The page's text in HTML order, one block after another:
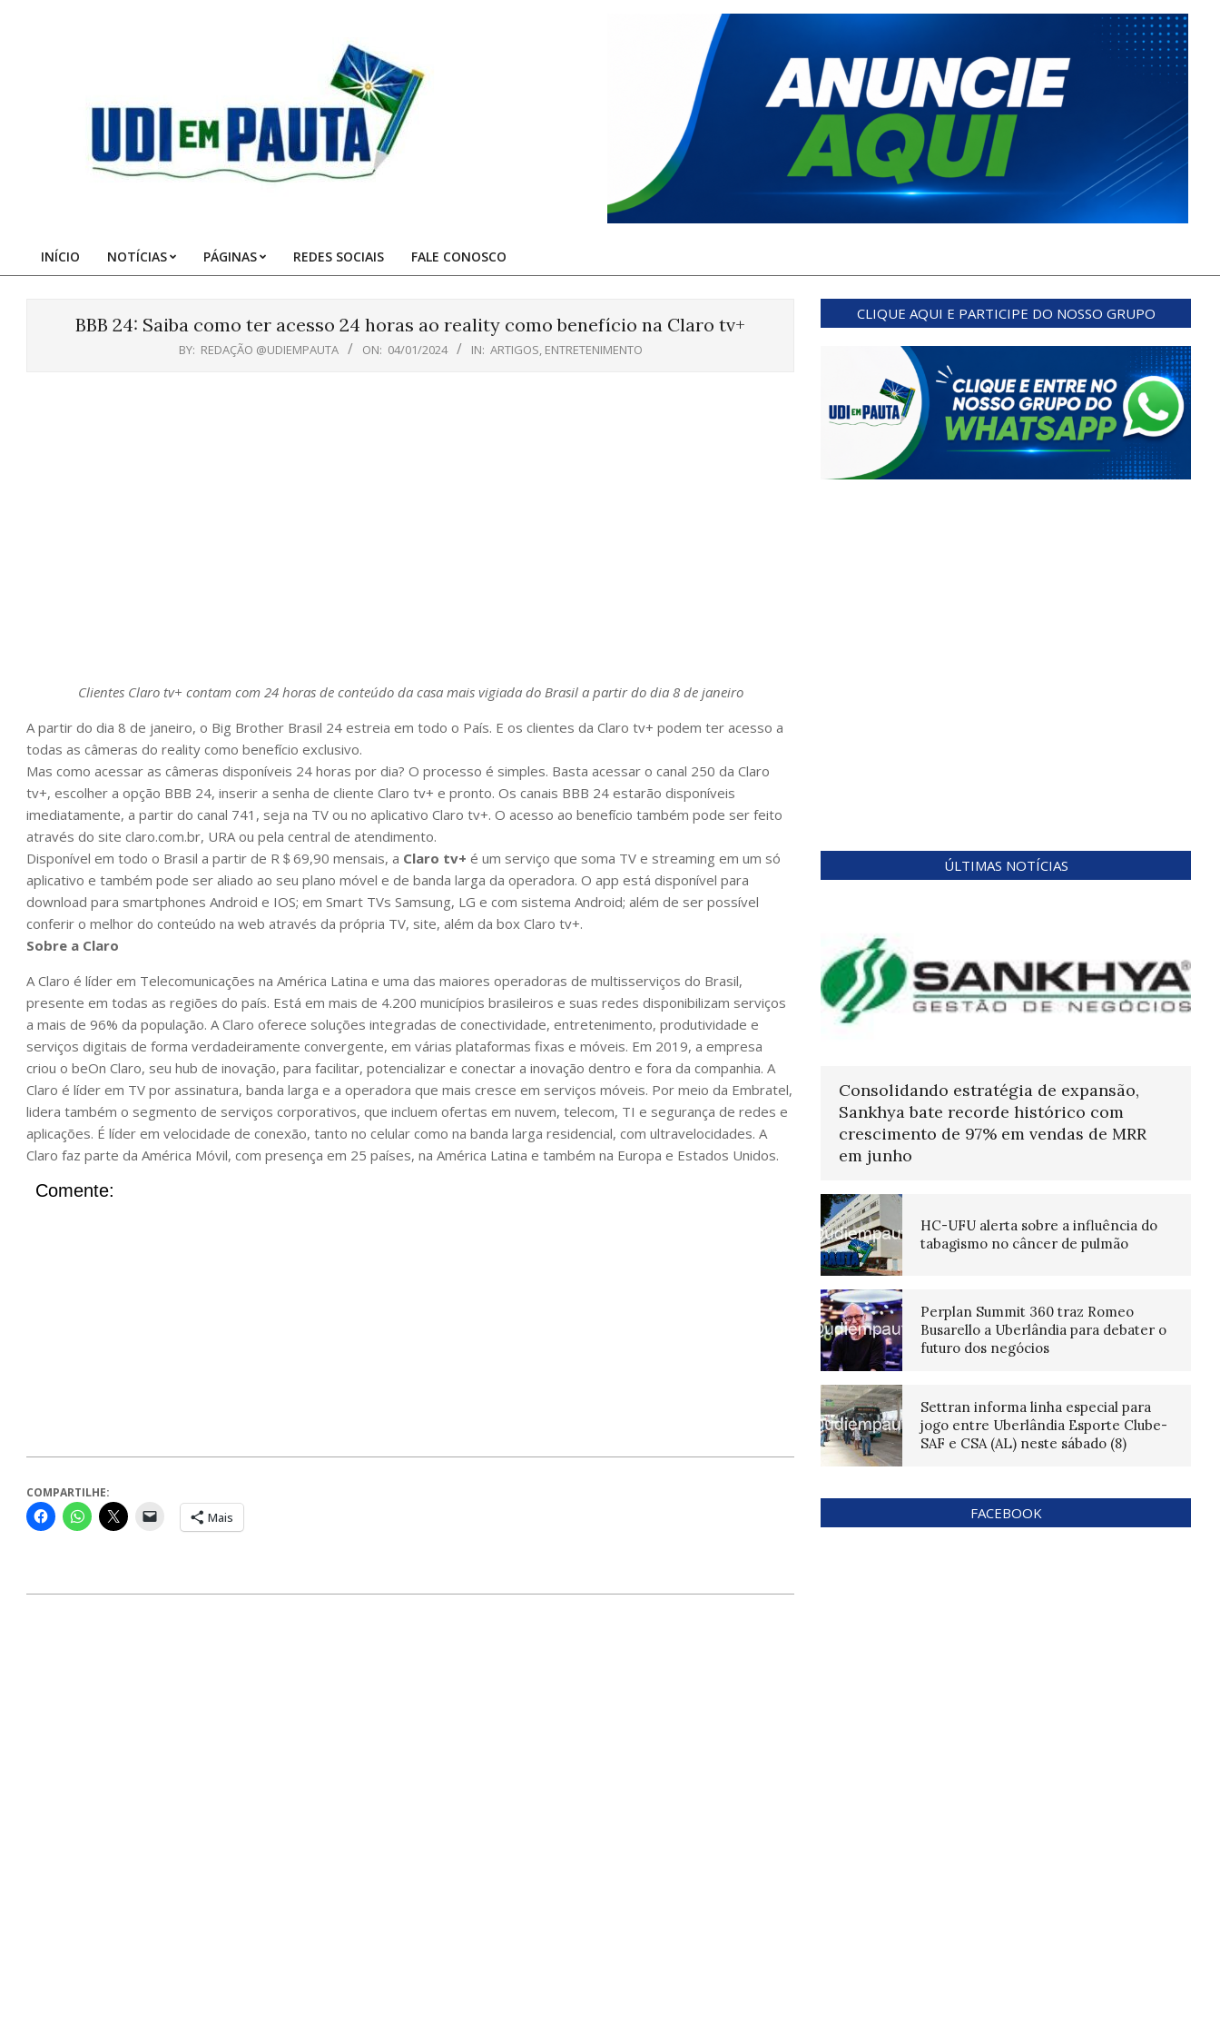
Pauta
Primary
INÍCIO NOTÍCIAS PÁGINAS REDES SOCIAIS FALE CONOSCO
BBB 24: Saiba como ter acesso 24 horas ao reality como benefício na Claro tv+
BY: REDAÇÃO @UDIEMPAUTA ON: 04/01/2024 IN: ARTIGOS, ENTRETENIMENTO
Clientes Claro tv+ contam com 24 horas de conteúdo da casa mais vigiada do Brasil a partir do dia 8 de janeiro
A partir do dia 8 de janeiro, o Big Brother Brasil 24 estreia em todo o País. E os clientes da Claro tv+ podem ter acesso a
todas as câmeras do reality como benefício exclusivo.
Mas como acessar as câmeras disponíveis 24 horas por dia? O processo é simples. Basta acessar o canal 250 da Claro
tv+, escolher a opção BBB 24, inserir a senha de cliente Claro tv+ e pronto. Os canais BBB 24 estarão disponíveis
imediatamente, a partir do canal 741, seja na TV ou no aplicativo Claro tv+. O acesso ao benefício também pode ser feito
através do site claro.com.br, URA ou pela central de atendimento.
Disponível em todo o Brasil a partir de R＄69,90 mensais, a Claro tv+ é um serviço que soma TV e streaming em um só
aplicativo e também pode ser aliado ao seu plano móvel e de banda larga da operadora. O app está disponível para
download para smartphones Android e IOS; em Smart TVs Samsung, LG e com sistema Android; além de ser possível
conferir o melhor do conteúdo na web através da própria TV, site, além da box Claro tv+.
Sobre a Claro
A Claro é líder em Telecomunicações na América Latina e uma das maiores operadoras de multisserviços do Brasil,
presente em todas as regiões do país. Está em mais de 4.200 municípios brasileiros e suas redes disponibilizam serviços
a mais de 96% da população. A Claro oferece soluções integradas de conectividade, entretenimento, produtividade e
serviços digitais de forma verdadeiramente convergente, em várias plataformas fixas e móveis. Em 2019, a empresa
criou o beOn Claro, seu hub de inovação, para facilitar, potencializar e conectar a inovação dentro e fora da companhia. A
Claro é líder em TV por assinatura, banda larga e a operadora que mais cresce em serviços móveis. Por meio da Embratel,
lidera também o segmento de serviços corporativos, que incluem ofertas em nuvem, telecom, TI e segurança de redes e
aplicações. É líder em velocidade de conexão, tanto no celular como na banda larga residencial, com ultravelocidades. A
Claro faz parte da América Móvil, com presença em 25 países, na América Latina e também na Europa e Estados Unidos.
Comente:
COMPARTILHE:
Mais
CLIQUE AQUI E PARTICIPE DO NOSSO GRUPO
ÚLTIMAS NOTÍCIAS
Consolidando estratégia de expansão,
Sankhya bate recorde histórico com
crescimento de 97% em vendas de MRR
em junho
HC-UFU alerta sobre a influência do
tabagismo no câncer de pulmão
Perplan Summit 360 traz Romeo
Busarello a Uberlândia para debater o
futuro dos negócios
Settran informa linha especial para
jogo entre Uberlândia Esporte Clube-
SAF e CSA (AL) neste sábado (8)
FACEBOOK